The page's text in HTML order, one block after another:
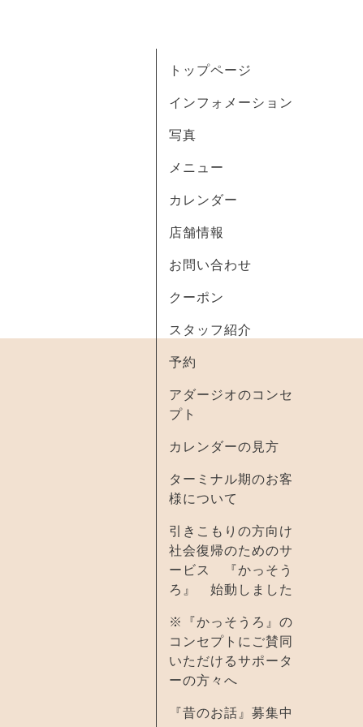
トップページ
インフォメーション
写真
メニュー
カレンダー
店舗情報
お問い合わせ
クーポン
スタッフ紹介
予約
アダージオのコンセ
プト
カレンダーの見方
ターミナル期のお客
様について
引きこもりの方向け
社会復帰のためのサ
ービス 『かっそう
ろ』 始動しました
※『かっそうろ』の
コンセプトにご賛同
いただけるサポータ
ーの方々へ
『昔のお話』募集中